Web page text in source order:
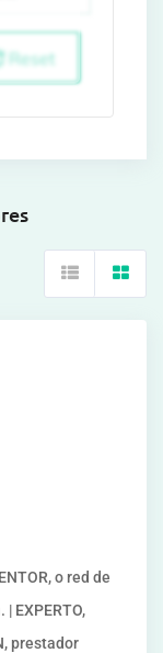
Reset
o red de
EXPERTO,
prestador